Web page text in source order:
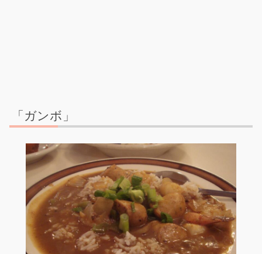
「ガンボ」